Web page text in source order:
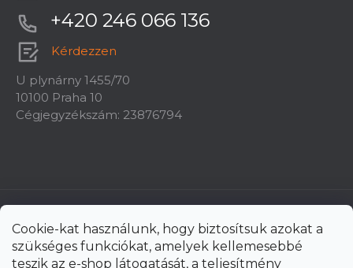
Cookie-kat használunk, hogy biztosítsuk azokat a
szükséges funkciókat, amelyek kellemesebbé
teszik az e-shop látogatását, a teljesítmény
+420 246 066 136
Kérdezzen
U plynárny 1455/70
10100 Praha 10
Cégjegyzékszám: 23876794